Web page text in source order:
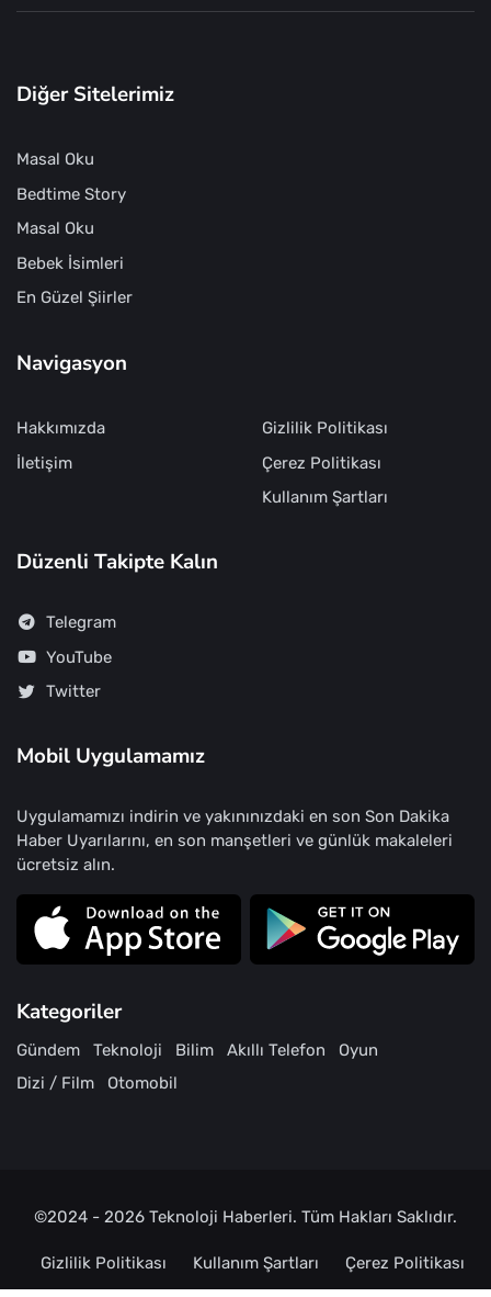
Diğer Sitelerimiz
Masal Oku
Bedtime Story
Masal Oku
Bebek İsimleri
En Güzel Şiirler
Navigasyon
Hakkımızda
İletişim
Gizlilik Politikası
Çerez Politikası
Kullanım Şartları
Düzenli Takipte Kalın
Telegram
YouTube
Twitter
Mobil Uygulamamız
Uygulamamızı indirin ve yakınınızdaki en son Son Dakika
Haber Uyarılarını, en son manşetleri ve günlük makaleleri
ücretsiz alın.
Kategoriler
Gündem Teknoloji Bilim Akıllı Telefon
Oyun
Dizi / Film
Otomobil
©2024 - 2026 Teknoloji Haberleri. Tüm Hakları Saklıdır.
Gizlilik Politikası Kullanım Şartları Çerez Politikası